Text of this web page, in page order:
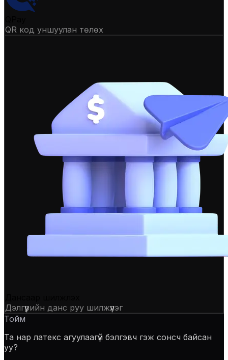
QR код уншуулан төлөх
Дэлгүүрийн данс руу шилжүүлэг
Тойм
Та нар латекс агуулаагүй бэлгэвч гэж сонсч байсан
уу?